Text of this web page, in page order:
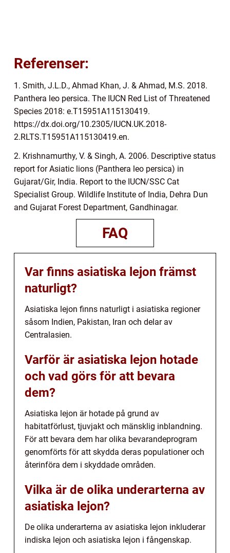
Referenser:
1. Smith, J.L.D., Ahmad Khan, J. & Ahmad, M.S. 2018.
Panthera leo persica. The IUCN Red List of Threatened
Species 2018: e.T15951A115130419.
https://dx.doi.org/10.2305/IUCN.UK.2018-
2.RLTS.T15951A115130419.en.
2. Krishnamurthy, V. & Singh, A. 2006. Descriptive status
report for Asiatic lions (Panthera leo persica) in
Gujarat/Gir, India. Report to the IUCN/SSC Cat
Specialist Group. Wildlife Institute of India, Dehra Dun
and Gujarat Forest Department, Gandhinagar.
FAQ
Var finns asiatiska lejon främst
naturligt?
Asiatiska lejon finns naturligt i asiatiska regioner
såsom Indien, Pakistan, Iran och delar av
Centralasien.
Varför är asiatiska lejon hotade
och vad görs för att bevara
dem?
Asiatiska lejon är hotade på grund av
habitatförlust, tjuvjakt och mänsklig inblandning.
För att bevara dem har olika bevarandeprogram
genomförts för att skydda deras populationer och
återinföra dem i skyddade områden.
Vilka är de olika underarterna av
asiatiska lejon?
De olika underarterna av asiatiska lejon inkluderar
indiska lejon och asiatiska lejon i fångenskap.